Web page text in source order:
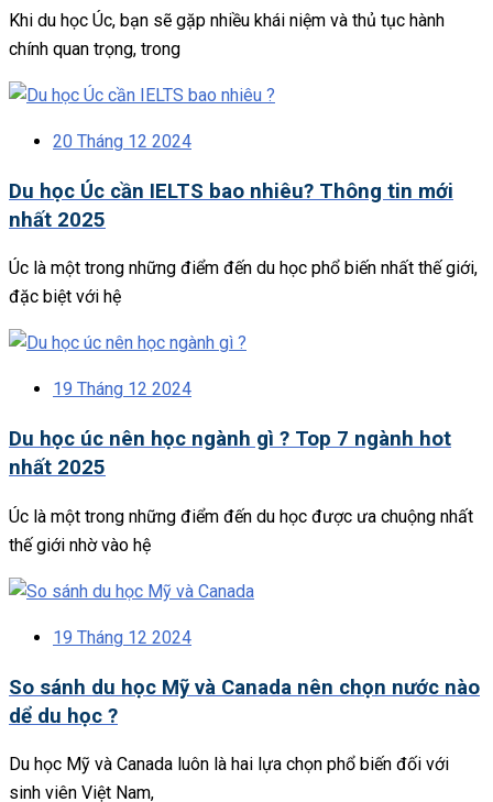
Khi du học Úc, bạn sẽ gặp nhiều khái niệm và thủ tục hành
chính quan trọng, trong
20 Tháng 12 2024
Du học Úc cần IELTS bao nhiêu? Thông tin mới
nhất 2025
Úc là một trong những điểm đến du học phổ biến nhất thế giới,
đặc biệt với hệ
19 Tháng 12 2024
Du học úc nên học ngành gì ? Top 7 ngành hot
nhất 2025
Úc là một trong những điểm đến du học được ưa chuộng nhất
thế giới nhờ vào hệ
19 Tháng 12 2024
So sánh du học Mỹ và Canada nên chọn nước nào
dể du học ?
Du học Mỹ và Canada luôn là hai lựa chọn phổ biến đối với
sinh viên Việt Nam,